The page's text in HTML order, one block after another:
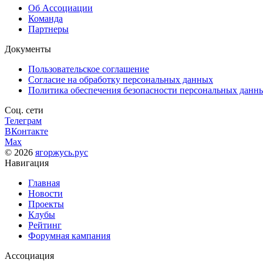
Об Ассоциации
Команда
Партнеры
Документы
Пользовательское соглашение
Согласие на обработку персональных данных
Политика обеспечения безопасности персональных
Соц. сети
Телеграм
ВКонтакте
Max
© 2026 ягоржусь.рус
Навигация
Главная
Новости
Проекты
Клубы
Рейтинг
Форумная кампания
Ассоциация